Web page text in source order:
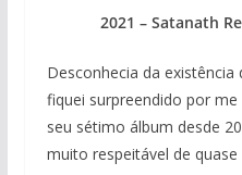
2021 – Satanath
Desconhecia da
fiquei surpreendido por
seu sétimo álbum desde
muito respeitável de